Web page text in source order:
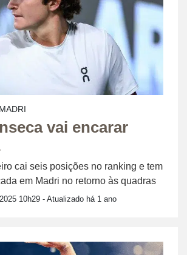
vai encarar
cai seis posições no ranking e tem
em Madri no retorno às quadras
10h29 - Atualizado há 1 ano